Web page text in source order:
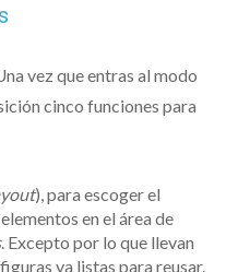
vez que entras al modo
cinco funciones para
), para escoger el
en el área de
. Excepto por lo que llevan
ya listas para reusar.